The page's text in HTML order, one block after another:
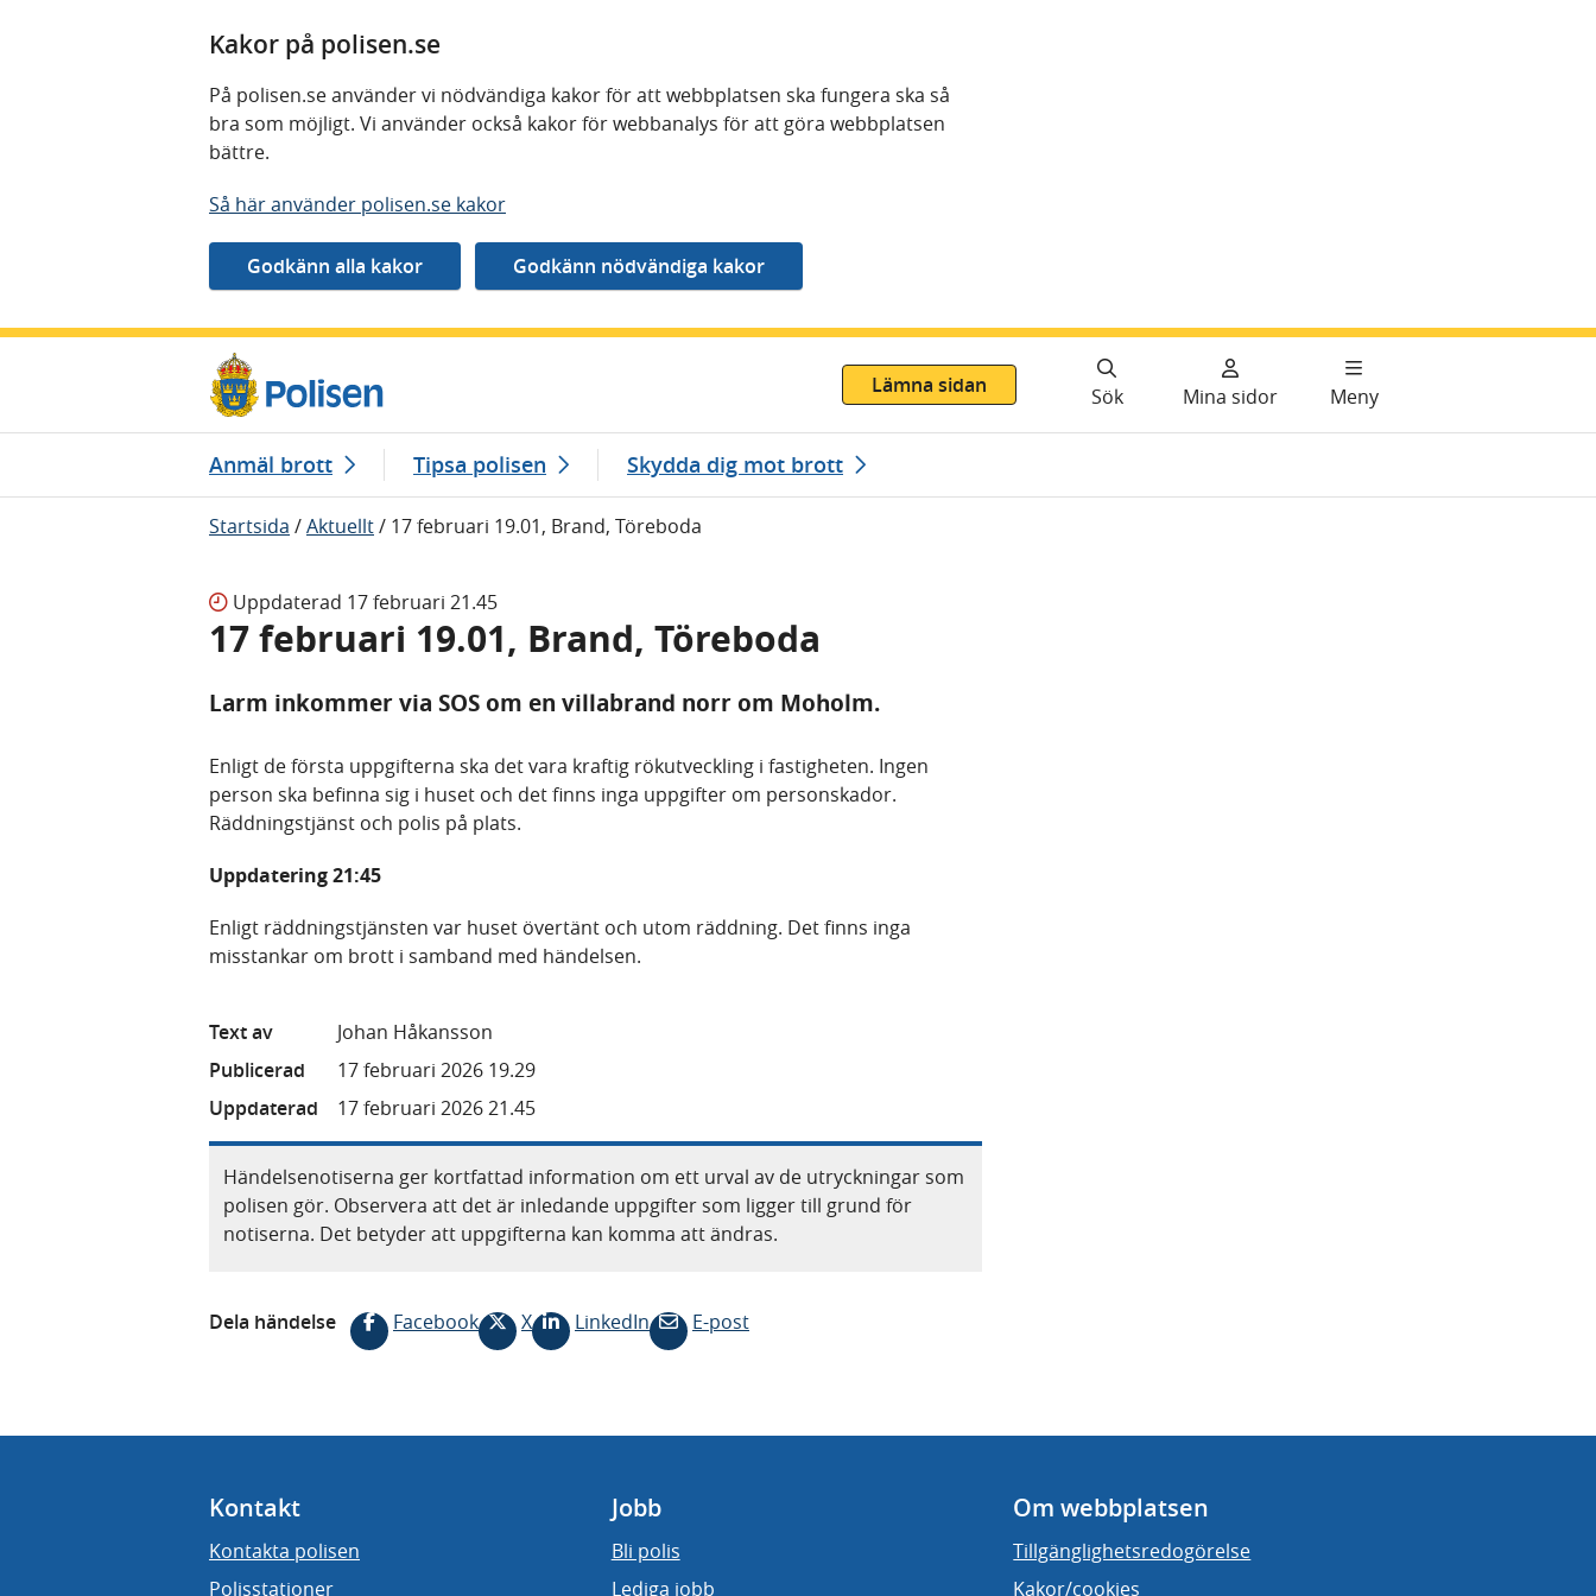
Kakor på polisen.se
På polisen.se använder vi nödvändiga kakor för att webbplatsen ska fungera ska så
bra som möjligt. Vi använder också kakor för webbanalys för att göra webbplatsen
bättre.
Så här använder polisen.se kakor
Lämna sidan
Sök Mina sidor Meny
Anmäl brott Tipsa polisen Skydda dig mot brott
Startsida /Aktuellt/ 17 februari 19.01, Brand, Töreboda
Uppdaterad 17 februari 21.45
17 februari 19.01, Brand, Töreboda
Larm inkommer via SOS om en villabrand norr om Moholm.
Enligt de första uppgifterna ska det vara kraftig rökutveckling i fastigheten. Ingen
person ska befinna sig i huset och det finns inga uppgifter om personskador.
Räddningstjänst och polis på plats.
Uppdatering 21:45
Enligt räddningstjänsten var huset övertänt och utom räddning. Det finns inga
misstankar om brott i samband med händelsen.
Text av
Johan Håkansson
Publicerad
17 februari 2026 19.29
Uppdaterad
17 februari 2026 21.45
Händelsenotiserna ger kortfattad information om ett urval av de utryckningar som
polisen gör. Observera att det är inledande uppgifter som ligger till grund för
notiserna. Det betyder att uppgifterna kan komma att ändras.
Dela händelse Facebook X LinkedIn E-post
Kontakt
Kontakta polisen
Polisstationer
Jobb
Bli polis
Lediga jobb
Om webbplatsen
Tillgänglighetsredogörelse
Kakor/cookies